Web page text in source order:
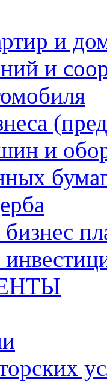
и
и
и
бизнес